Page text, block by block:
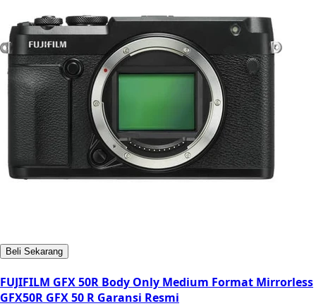
Beli Sekarang
FUJIFILM GFX 50R Body Only Medium Format Mirrorless
GFX50R GFX 50 R Garansi Resmi